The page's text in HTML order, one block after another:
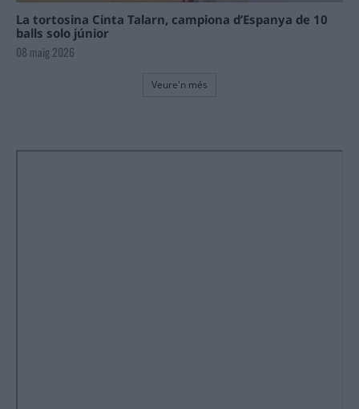
La tortosina Cinta Talarn, campiona d’Espanya de 10
balls solo júnior
08 maig 2026
Veure'n més